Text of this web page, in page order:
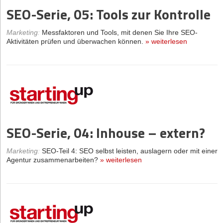
SEO-Serie, 05: Tools zur Kontrolle
Marketing: Messfaktoren und Tools, mit denen Sie Ihre SEO-
Aktivitäten prüfen und überwachen können. » weiterlesen
SEO-Serie, 04: Inhouse – extern?
Marketing: SEO-Teil 4: SEO selbst leisten, auslagern oder mit einer
Agentur zusammenarbeiten? » weiterlesen